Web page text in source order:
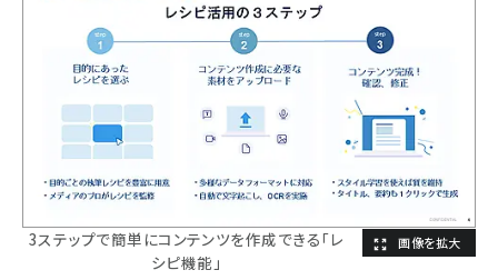
3ステップで簡単にコンテンツを作成できる「レ
シピ機能」